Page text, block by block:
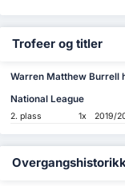
Trofeer og titler
Warren Matthew Burrell
National League
2. plass 1x 2019/